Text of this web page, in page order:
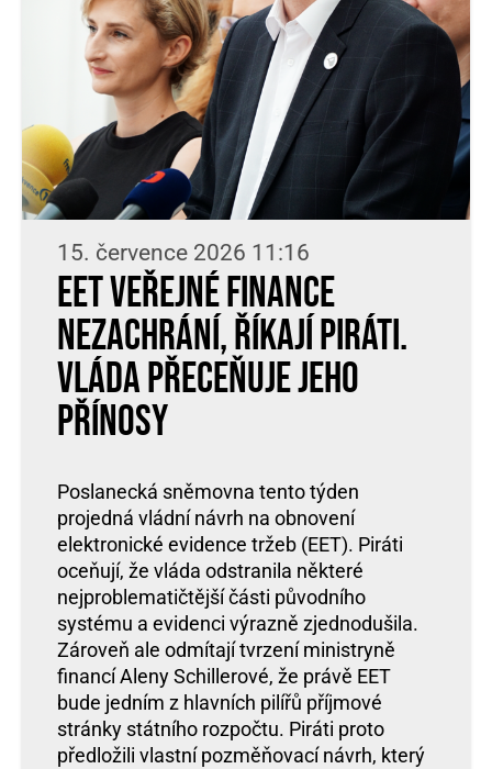
15. července 2026 11:16
EET veřejné finance
nezachrání, říkají Piráti.
Vláda přeceňuje jeho
přínosy
Poslanecká sněmovna tento týden
projedná vládní návrh na obnovení
elektronické evidence tržeb (EET). Piráti
oceňují, že vláda odstranila některé
nejproblematičtější části původního
systému a evidenci výrazně zjednodušila.
Zároveň ale odmítají tvrzení ministryně
financí Aleny Schillerové, že právě EET
bude jedním z hlavních pilířů příjmové
stránky státního rozpočtu. Piráti proto
předložili vlastní pozměňovací návrh, který